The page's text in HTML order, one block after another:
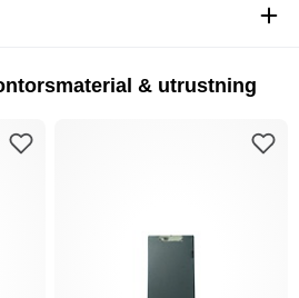
& utrustning